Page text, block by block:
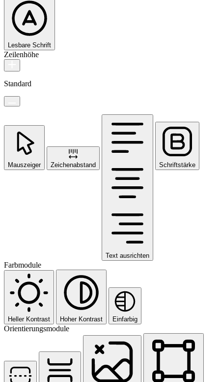
Lesbare Schrift
Zeilenhöhe
Standard
Mauszeiger Zeichenabstand
Text ausrichten
Schriftstärke
Farbmodule
Heller Kontrast Hoher Kontrast Einfarbig
Orientierungsmodule